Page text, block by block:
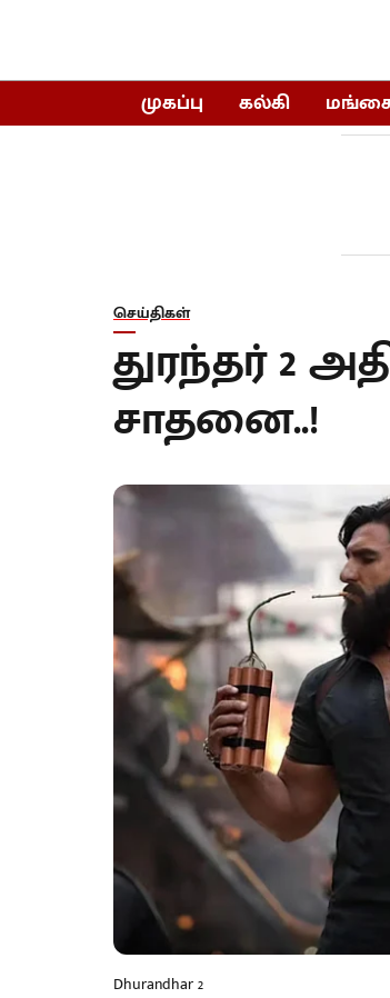
முகப்பு கல்கி
செய்திகள்
துரந்தர் 2
சாதனை..!
Dhurandhar 2